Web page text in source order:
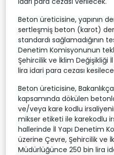
Beton üreticisine, yapının
sertleşmiş beton (karot)
standardı sağlamadığının
Denetim Komisyonunun
Şehircilik ve İklim Değişikliği
lira idari para cezası
Beton üreticisine,
kapsamında dökülen
ve/veya kare kodlu
mikser etiketi ile karekodlu
hallerinde İl Yapı Denetim
üzerine Çevre, Şehircilik ve
Müdürlüğünce 250 bin lira